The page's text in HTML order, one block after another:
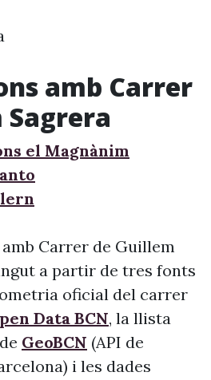
amb Carrer
Sagrera
el Magnànim
Carrer de Guillem
a partir de tres fonts
oficial del carrer
Data BCN, la llista
GeoBCN (API de
i les dades